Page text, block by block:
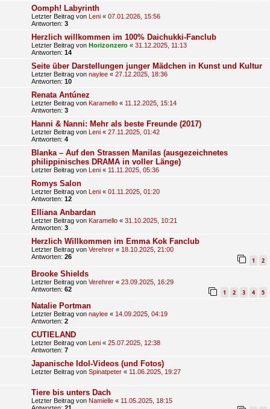
Oomph! Labyrinth
Letzter Beitrag von Leni « 07.01.2026, 15:56
Antworten: 3
Herzlich willkommen im 100% Daichukki-Fanclub
Letzter Beitrag von Horizonzero « 31.12.2025, 11:13
Antworten: 14
Seite über Darstellungen junger Mädchen in Kunst und Kultur
Letzter Beitrag von naylee « 27.12.2025, 18:36
Antworten: 10
Renata Antúnez
Letzter Beitrag von Karamello « 11.12.2025, 15:14
Antworten: 3
Hanni & Nanni: Mehr als beste Freunde (2017)
Letzter Beitrag von Leni « 27.11.2025, 01:42
Antworten: 4
Blanka – Auf den Strassen Manilas (ausgezeichnetes
philippinisches DRAMA in voller Länge)
Letzter Beitrag von Leni « 11.11.2025, 05:36
Romys Salon
Letzter Beitrag von Leni « 01.11.2025, 01:20
Antworten: 12
Elliana Anbardan
Letzter Beitrag von Karamello « 31.10.2025, 10:21
Antworten: 3
Herzlich Willkommen im Emma Kok Fanclub
Letzter Beitrag von Verehrer « 18.10.2025, 21:00
Antworten: 26 1 2
Brooke Shields
Letzter Beitrag von Verehrer « 23.09.2025, 16:29
Antworten: 62 1 2 3 4 5
Natalie Portman
Letzter Beitrag von naylee « 14.09.2025, 04:19
Antworten: 2
CUTIELAND
Letzter Beitrag von Leni « 25.07.2025, 12:38
Antworten: 7
Japanische Idol-Videos (und Fotos)
Letzter Beitrag von Spinatpeter « 11.06.2025, 19:27
Tiere bis unters Dach
Letzter Beitrag von Namielle « 11.05.2025, 18:15